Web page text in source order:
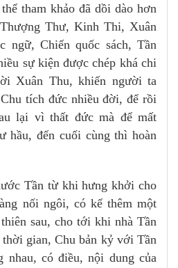
tham khảo đã dồi dào hơn
Thư, Kinh Thi, Xuân
ngữ, Chiến quốc sách, Tần
sự kiện được chép khá chi
Xuân Thu, khiến người ta
tích đức nhiều đời, để rồi
lại vì thất đức mà để mất
hầu, đến cuối cùng thì hoàn
Tần từ khi hưng khởi cho
nối ngôi, có kể thêm một
sau, cho tới khi nhà Tần
gian, Chu bản kỷ với Tần
nhau, có điều, nội dung của